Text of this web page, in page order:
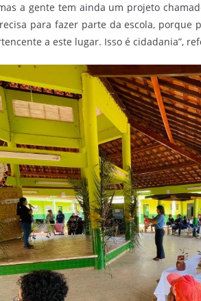
a gente tem ainda um projeto
para fazer parte da escola, porque
a este lugar. Isso é cidadania”,